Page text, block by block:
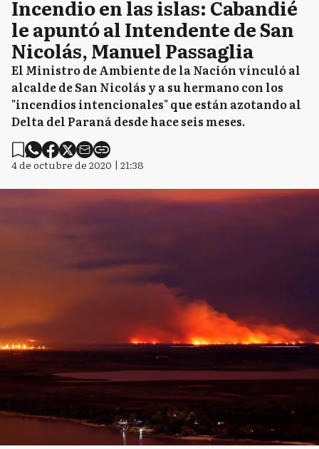
Incendio en las islas: Cabandié
le apuntó al Intendente de San
Nicolás, Manuel Passaglia
El Ministro de Ambiente de la Nación vinculó al
alcalde de San Nicolás y a su hermano con los
"incendios intencionales" que están azotando al
Delta del Paraná desde hace seis meses.
4 de octubre de 2020 | 21:38